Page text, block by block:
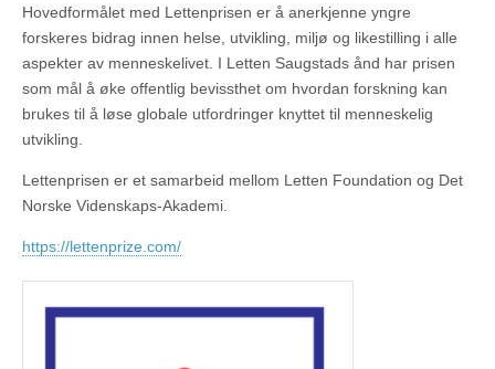
Hovedformålet med Lettenprisen er å anerkjenne yngre
forskeres bidrag innen helse, utvikling, miljø og likestilling i alle
aspekter av menneskelivet. I Letten Saugstads ånd har prisen
som mål å øke offentlig bevissthet om hvordan forskning kan
brukes til å løse globale utfordringer knyttet til menneskelig
utvikling.
Lettenprisen er et samarbeid mellom Letten Foundation og Det
Norske Videnskaps-Akademi.
https://lettenprize.com/